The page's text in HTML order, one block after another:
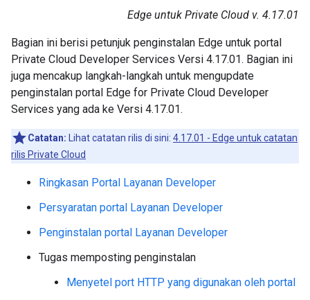
Edge untuk Private Cloud v. 4.17.01
Bagian ini berisi petunjuk penginstalan Edge untuk portal
Private Cloud Developer Services Versi 4.17.01. Bagian ini
juga mencakup langkah-langkah untuk mengupdate
penginstalan portal Edge for Private Cloud Developer
Services yang ada ke Versi 4.17.01.
Catatan: Lihat catatan rilis di sini: 4.17.01 - Edge untuk catatan
rilis Private Cloud
Ringkasan Portal Layanan Developer
Persyaratan portal Layanan Developer
Penginstalan portal Layanan Developer
Tugas memposting penginstalan
Menyetel port HTTP yang digunakan oleh portal